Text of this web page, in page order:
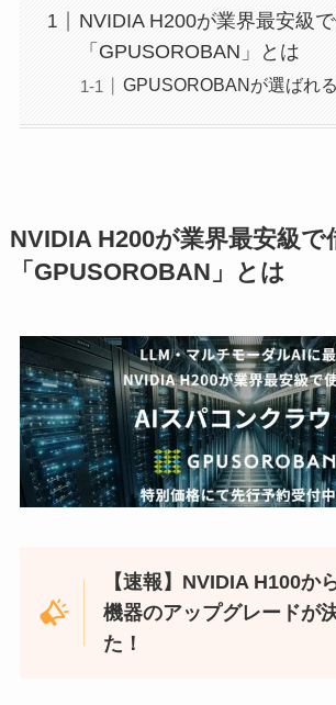
NVIDIA H200が業界最安級
「GPUSOROBAN」とは
GPUSOROBANが選ばれ
NVIDIA H200が業界最安級で
「GPUSOROBAN」とは
【速報】NVIDIA H100か
機器のアップグレードが
た！